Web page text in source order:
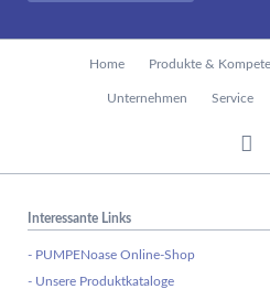
Home Produkte &
Unternehmen Service
Interessante Links
- PUMPENoase Online-Shop
- Unsere Produktkataloge